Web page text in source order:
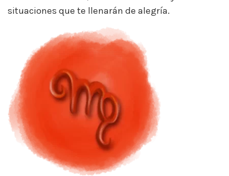
situaciones que te llenarán de alegría.